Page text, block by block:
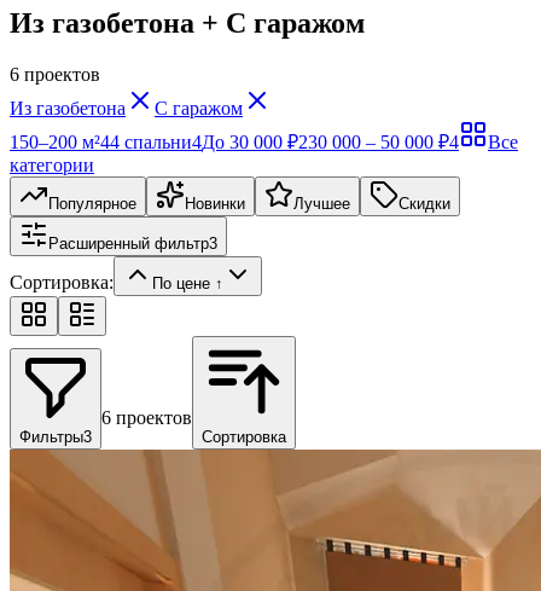
Из газобетона + С гаражом
6 проектов
Из газобетона
С гаражом
150–200 м²44 спальни4До 30 000 ₽230 000 – 50 000 ₽4
Все
категории
Популярное Новинки Лучшее Скидки
Расширенный фильтр3
Сортировка: По цене ↑
Фильтры3
6 проектов
Сортировка